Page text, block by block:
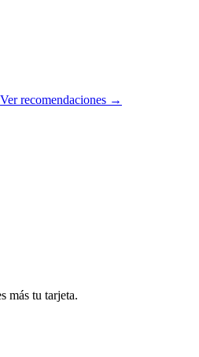
Ver recomendaciones →
más tu tarjeta.